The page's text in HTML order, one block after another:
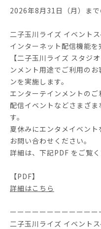
2026年8月31日（月）ま
二子玉川ライズ イベント
インターネット配信機能
【二子玉川ライズ スタジ
ンメント用途でご利用の
ンを実施します。
エンターテインメントのご
配信イベントなどさまざ
す。
夏休みにエンタメイベン
お問い合わせください。
詳細は、下記PDF をご覧く
【PDF】
詳細はこちら
ーーーーーーーーーーー
二子玉川ライズ イベント